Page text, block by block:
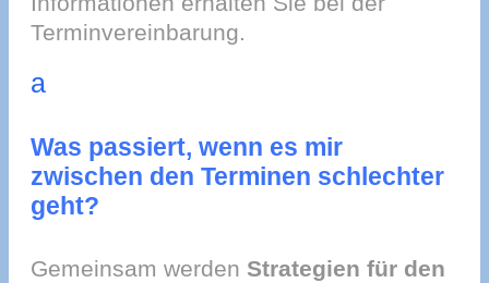
Terminvereinbarung.
a
Was passiert, wenn es mir
zwischen den Terminen schlechter
geht?
Gemeinsam werden Strategien für den